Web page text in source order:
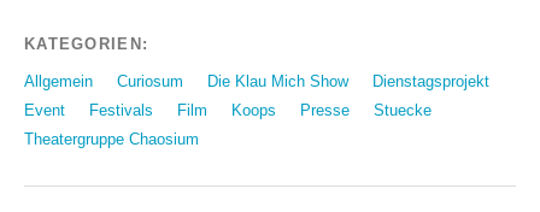
KATEGORIEN:
Allgemein Curiosum Die Klau Mich Show
Dienstagsprojekt
Event
Festivals Film Koops Presse
Stuecke
Theatergruppe Chaosium